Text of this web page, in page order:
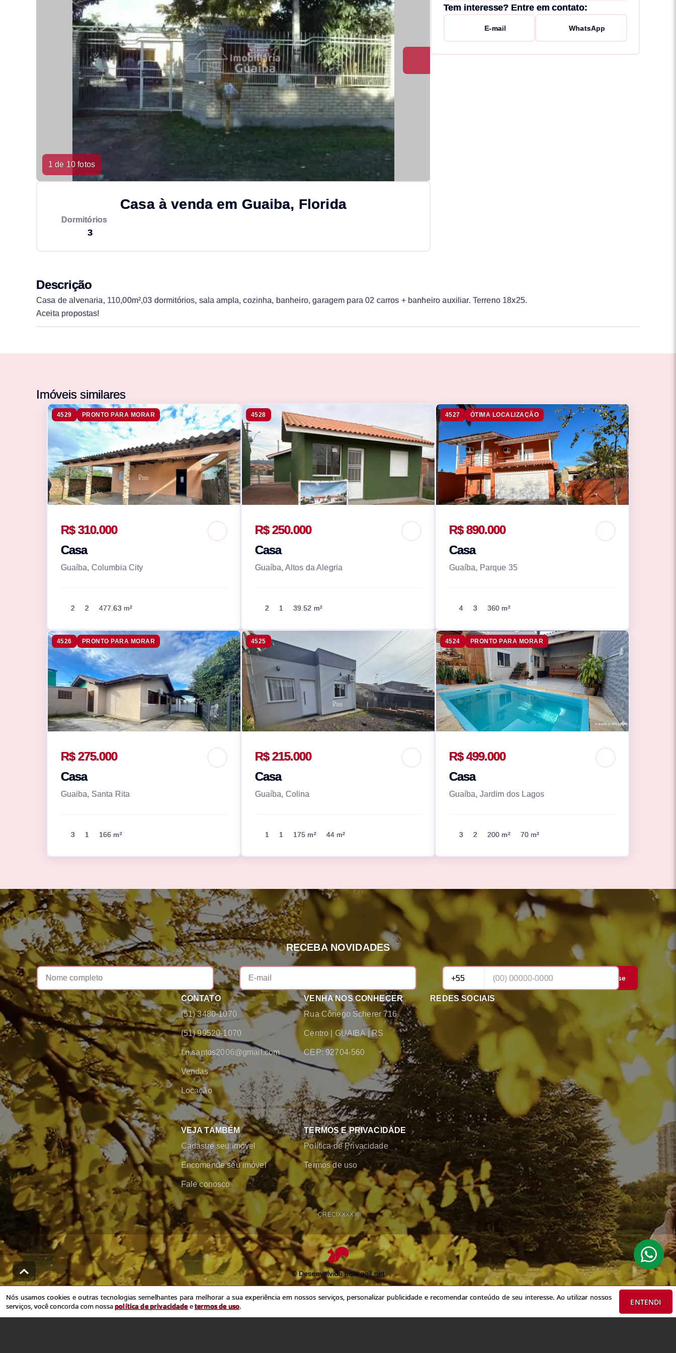
1 de 10 fotos
Casa à venda em Guaiba, Florida
Dormitórios
3
Tem interesse? Entre em contato:
E-mail WhatsApp
Descrição
Casa de alvenaria, 110,00m²,03 dormitórios, sala ampla, cozinha, banheiro, garagem para 02 carros + banheiro auxiliar. Terreno 18x25.
Aceita propostas!
Imóveis similares
4529 PRONTO PARA MORAR
R$ 310.000
Casa
Guaíba, Columbia City
2 2 477.63 m²
4528
R$ 250.000
Casa
Guaíba, Altos da Alegria
2 1 39.52 m²
4527 ÓTIMA LOCALIZAÇÃO
R$ 890.000
Casa
Guaíba, Parque 35
4 3 360 m²
4526 PRONTO PARA MORAR
R$ 275.000
Casa
Guaiba, Santa Rita
3 1 166 m²
4525
R$ 215.000
Casa
Guaíba, Colina
1 1 175 m² 44 m²
4524 PRONTO PARA MORAR
R$ 499.000
Casa
Guaíba, Jardim dos Lagos
3 2 200 m² 70 m²
RECEBA NOVIDADES
Cadastrar-se
CONTATO
(51) 3480-1070
(51) 99520-1070
f.n.santos2006@gmail.com
Vendas
Locação
VENHA NOS CONHECER
Rua Cônego Scherer 716
Centro GUAIBA |RS
CEP: 92704-560
REDES SOCIAIS
VEJA TAMBÉM
Cadastre seu imóvel
Encomende seu imóvel
Fale conosco
TERMOS E PRIVACIDADE
Política de Privacidade
Termos de uso
CRECIXXXXX
© Desenvolvido pelaagil.net
Nós usamos cookies e outras tecnologias semelhantes para melhorar a sua experiência em nossos serviços, personalizar publicidade e recomendar conteúdo de seu interesse. Ao utilizar nossos serviços, você concorda com nossa
política de privacidade etermos de uso
Nós usamos cookies e outras tecnologias semelhantes para melhorar a sua experiência em nossos serviços, personalizar publicidade e recomendar conteúdo de seu interesse. Ao utilizar nossos
serviços, você concorda com nossapolítica de privacidadeetermos de uso. ENTENDI